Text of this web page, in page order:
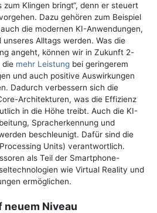
Klingen bringt“, denn er steuert
Dazu gehören zum Beispiel
die modernen KI-Anwendungen,
Alltags werden. Was die
angeht, können wir in Zukunft 2-
die mehr Leistung bei geringerem
und auch positive Auswirkungen
Dadurch verbessern sich die
Architekturen, was die Effizienz
in die Höhe treibt. Auch die KI-
Spracherkennung und
beschleunigt. Dafür sind die
Units) verantwortlich.
als Teil der Smartphone-
wie Virtual Reality und
ermöglichen.
neuem Niveau